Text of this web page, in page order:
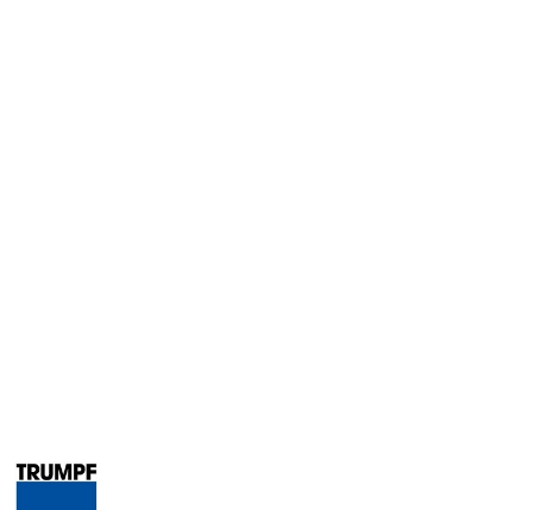
PRODUCENT
TRUMPF